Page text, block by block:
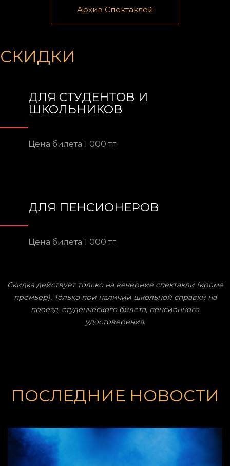
Архив Спектаклей
СКИДКИ
ДЛЯ СТУДЕНТОВ И
ШКОЛЬНИКОВ
Цена билета 1 000 тг.
ДЛЯ ПЕНСИОНЕРОВ
Цена билета 1 000 тг.
Скидка действует только на вечерние спектакли (кроме
премьер). Только при наличии школьной справки на
проезд, студенческого билета, пенсионного
удостоверения.
ПОСЛЕДНИЕ НОВОСТИ